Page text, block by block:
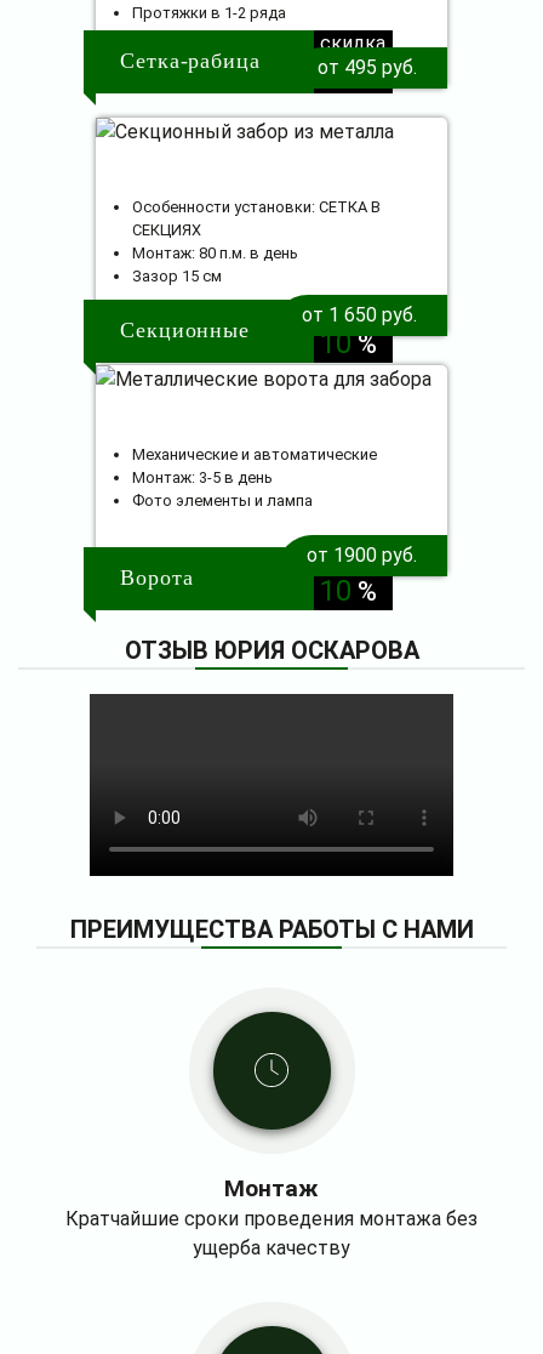
Сетка-рабица
скидка
10%
Протяжки в 1-2 ряда
от 495 руб.
Секционные
скидка
10%
Особенности установки: СЕТКА В
СЕКЦИЯХ
Монтаж: 80 п.м. в день
Зазор 15 см
от 1 650 руб.
Ворота
скидка
10 %
Механические и автоматические
Монтаж: 3-5 в день
Фото элементы и лампа
от 1900 руб.
ОТЗЫВ ЮРИЯ ОСКАРОВА
ПРЕИМУЩЕСТВА РАБОТЫ С НАМИ
Монтаж
Кратчайшие сроки проведения монтажа без
ущерба качеству